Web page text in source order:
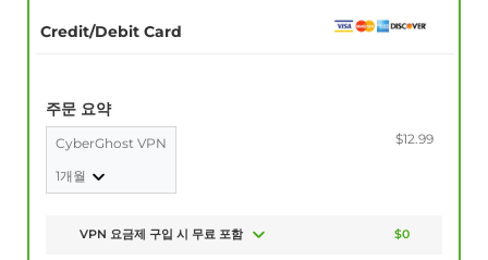
Credit/Debit Card
주문 요약
CyberGhost VPN
1개월
$12.99
VPN 요금제 구입 시 무료 포함 $0